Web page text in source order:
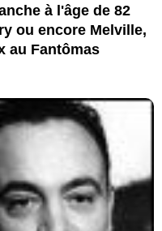
à l'âge de 82
ou encore Melville,
au Fantômas